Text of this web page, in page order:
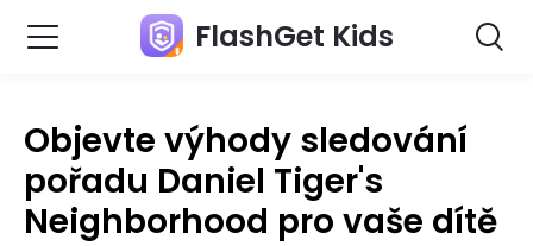
FlashGet Kids
Objevte výhody sledování
pořadu Daniel Tiger's
Neighborhood pro vaše dítě